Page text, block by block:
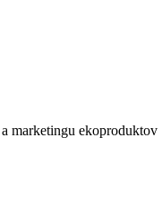
marketingu ekoproduktov